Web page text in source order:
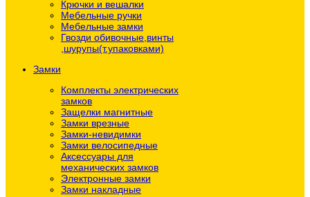
Крючки и вешалки
Мебельные ручки
Мебельные замки
Гвозди обивочные,винты
,шурупы(т.упаковками)
Замки
Комплекты электрических
замков
Защелки магнитные
Замки врезные
Замки-невидимки
Замки велосипедные
Аксессуары для
механических замков
Электронные замки
Замки накладные